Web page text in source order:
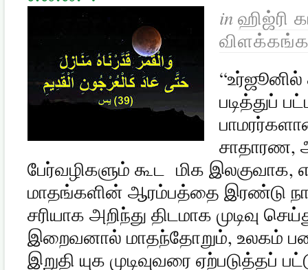
in ஹிஜ்ரி
படித்துப்
சாதாரண,
பேர்வழிகளும் கூட மிக இலகுவாக,
மாதங்களின் ஆரம்பத்தை இரண்டு
சரியாக அறிந்து திடமாக முடிவு
இறைவனால் மாதந்தோறும், உலகம்
இறுதி யுக முடிவுவரை ஏற்படுத்தப்